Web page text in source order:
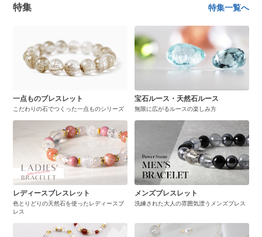
特集 特集一覧へ
一点ものブレスレット
こだわりの石でつくった一点ものシリーズ
宝石ルース・天然石ルース
無限に広がるルースの楽しみ方
レディースブレスレット
色とりどりの天然石を使ったレディースブ
レス
メンズブレスレット
洗練された大人の雰囲気漂うメンズブレス